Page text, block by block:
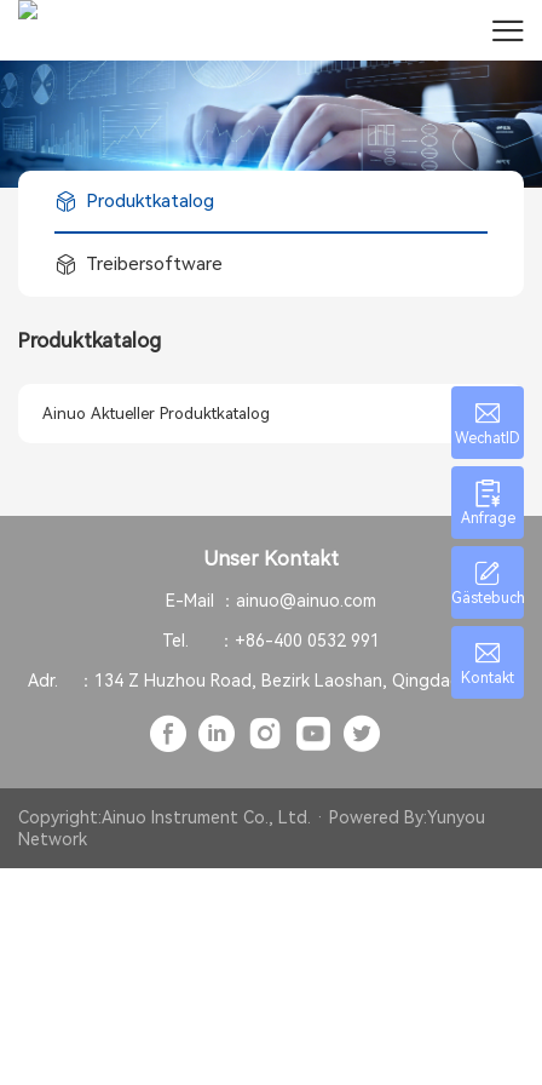
Produktkatalog
Treibersoftware
Produktkatalog
Ainuo Aktueller Produktkatalog
Unser Kontakt
E-Mail ： ainuo@ainuo.com
Tel. ： +86-400 0532 991
Adr. ： 134 Z Huzhou Road, Bezirk Laoshan, Qingdao, China
Copyright:Ainuo Instrument Co., Ltd. · Powered By:Yunyou
Network
WechatID
Anfrage
Gästebuch
Kontakt